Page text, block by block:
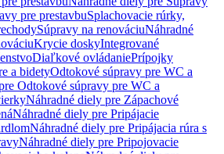
pre prestavbuSplachovacie rúrky,
Súpravy na renováciuNáhradné
Krycie doskyIntegrované
Diaľkové ovládaniePrípojky
a bidetyOdtokové súpravy pre WC a
Odtokové súpravy pre WC a
Náhradné diely pre Zápachové
Náhradné diely pre Pripájacie
Náhradné diely pre Pripájacia rúra s
Náhradné diely pre Pripojovacie